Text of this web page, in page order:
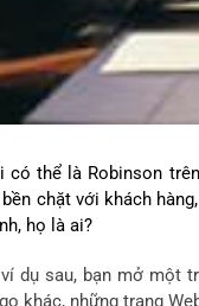
có thể là Robinson
chặt với khách
họ là ai?
dụ sau, bạn mở một